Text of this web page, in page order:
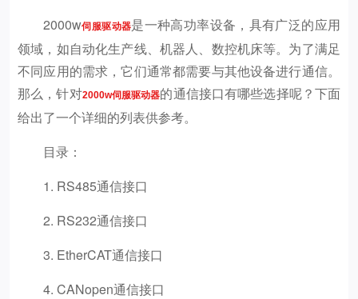
2000w伺服驱动器是一种高功率设备，具有广泛的应用
领域，如自动化生产线、机器人、数控机床等。为了满足
不同应用的需求，它们通常都需要与其他设备进行通信。
那么，针对2000w伺服驱动器的通信接口有哪些选择呢？下面
给出了一个详细的列表供参考。
目录：
1. RS485通信接口
2. RS232通信接口
3. EtherCAT通信接口
4. CANopen通信接口